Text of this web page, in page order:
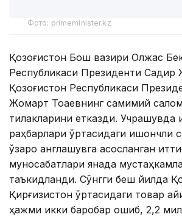
Фото: primeminister.kz
Қозоғистон Бош вазири Олжас
Республикаси Президенти Садир
Қозоғистон Республикаси
Жомарт Тоқаевнинг самимий
тилакларини етказди. Учрашувда
раҳбарлари ўртасидаги ишончли
ўзаро англашувга асосланган
муносабатлари янада
таъкидланди. Сўнгги беш йилда
Қирғизистон ўртасидаги товар
ҳажми икки баробар ошиб, 2,2